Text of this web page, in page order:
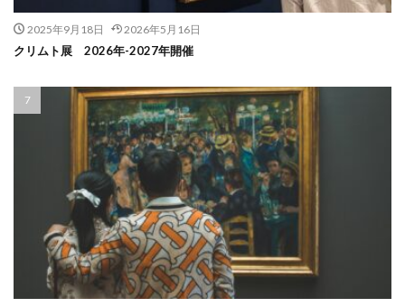
2025年9月18日 2026年5月16日
クリムト展 2026年-2027年開催